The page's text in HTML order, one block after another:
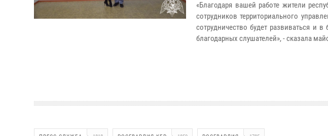
«Благодаря вашей работе жители
сотрудников территориального
сотрудничество будет развиваться и
благодарных слушателей», - сказала